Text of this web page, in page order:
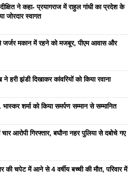
ने कहा- प्रयागराज में राहुल गांधी का प्रदेश के
जोरदार स्वागत
जर्जर मकान में रहने को मजबूर, पीएम आवास और
हरी झंडी दिखाकर कांवरियों को किया रवाना
शर्मा को किया समर्पण सम्मान से सम्मानित
आरोपी गिरफ्तार, बघौना नहर पुलिया से दबोचे गए
चपेट में आने से 4 वर्षीय बच्ची की मौत, परिवार में